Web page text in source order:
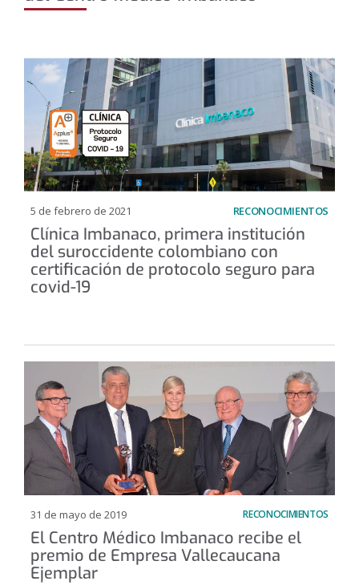
5 de febrero de 2021 RECONOCIMIENTOS
Clínica Imbanaco, primera institución
del suroccidente colombiano con
certificación de protocolo seguro para
covid-19
31 de mayo de 2019 RECONOCIMIENTOS
El Centro Médico Imbanaco recibe el
premio de Empresa Vallecaucana
Ejemplar